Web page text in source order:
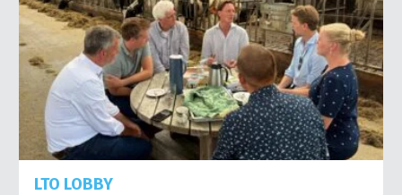
LTO LOBBY